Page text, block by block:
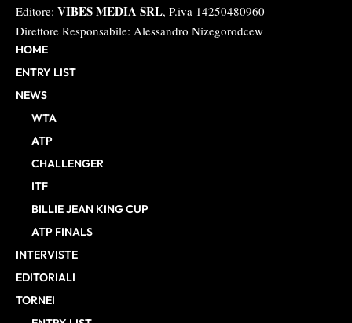
Editore: VIBES MEDIA SRL, P.iva 14250480960
Direttore Responsabile: Alessandro Nizegorodcew
HOME
ENTRY LIST
NEWS
WTA
ATP
CHALLENGER
ITF
BILLIE JEAN KING CUP
ATP FINALS
INTERVISTE
EDITORIALI
TORNEI